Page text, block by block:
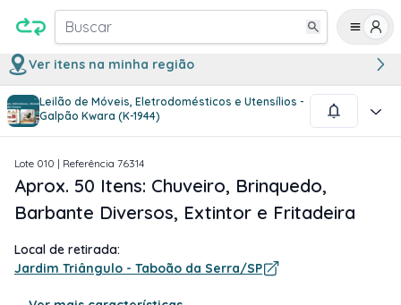
Buscar
Ver itens na minha região
Leilão de Móveis, Eletrodomésticos e Utensílios -
Galpão Kwara (K-1944)
1/3
Lote 010 | Referência 76314
Aprox. 50 Itens: Chuveiro, Brinquedo,
Barbante Diversos, Extintor e Fritadeira
Local de retirada:
Jardim Triângulo - Taboão da Serra/SP